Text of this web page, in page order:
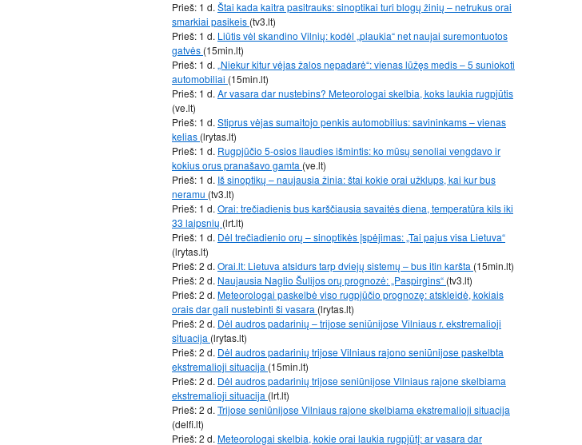
Prieš: 1 d. Štai kada kaitra pasitrauks: sinoptikai turi blogų žinių – netrukus orai
smarkiai pasikeis (tv3.lt)
Prieš: 1 d. Liūtis vėl skandino Vilnių: kodėl „plaukia“ net naujai suremontuotos
gatvės (15min.lt)
Prieš: 1 d. „Niekur kitur vėjas žalos nepadarė“: vienas lūžęs medis – 5 suniokoti
automobiliai (15min.lt)
Prieš: 1 d. Ar vasara dar nustebins? Meteorologai skelbia, koks laukia rugpjūtis
(ve.lt)
Prieš: 1 d. Stiprus vėjas sumaitojo penkis automobilius: savininkams – vienas
kelias (lrytas.lt)
Prieš: 1 d. Rugpjūčio 5-osios liaudies išmintis: ko mūsų senoliai vengdavo ir
kokius orus pranašavo gamta (ve.lt)
Prieš: 1 d. Iš sinoptikų – naujausia žinia: štai kokie orai užklups, kai kur bus
neramu (tv3.lt)
Prieš: 1 d. Orai: trečiadienis bus karščiausia savaitės diena, temperatūra kils iki
33 laipsnių (lrt.lt)
Prieš: 1 d. Dėl trečiadienio orų – sinoptikės įspėjimas: „Tai pajus visa Lietuva“
(lrytas.lt)
Prieš: 2 d. Orai.lt: Lietuva atsidurs tarp dviejų sistemų – bus itin karšta (15min.lt)
Prieš: 2 d. Naujausia Naglio Šulijos orų prognozė: „Paspirgins“ (tv3.lt)
Prieš: 2 d. Meteorologai paskelbė viso rugpjūčio prognozę: atskleidė, kokiais
orais dar gali nustebinti ši vasara (lrytas.lt)
Prieš: 2 d. Dėl audros padarinių – trijose seniūnijose Vilniaus r. ekstremalioji
situacija (lrytas.lt)
Prieš: 2 d. Dėl audros padarinių trijose Vilniaus rajono seniūnijose paskelbta
ekstremalioji situacija (15min.lt)
Prieš: 2 d. Dėl audros padarinių trijose seniūnijose Vilniaus rajone skelbiama
ekstremalioji situacija (lrt.lt)
Prieš: 2 d. Trijose seniūnijose Vilniaus rajone skelbiama ekstremalioji situacija
(delfi.lt)
Prieš: 2 d. Meteorologai skelbia, kokie orai laukia rugpjūtį: ar vasara dar